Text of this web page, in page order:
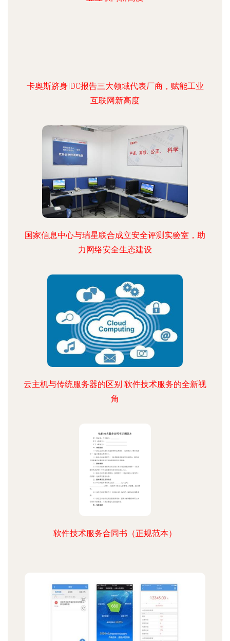
卡奥斯跻身IDC报告三大领域代表厂商，赋能工业
互联网新高度
国家信息中心与瑞星联合成立安全评测实验室，助
力网络安全生态建设
云主机与传统服务器的区别 软件技术服务的全新视
角
软件技术服务合同书（正规范本）